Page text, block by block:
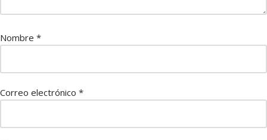
Nombre *
Correo electrónico *